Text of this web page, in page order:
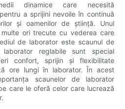
dinamice care necesită
a sprijini nevoile în continuă
și oamenilor de știință. Unul
ori trecute cu vederea care
de laborator este scaunul de
reglabile sunt special
confort, sprijin și flexibilitate
ore lungi în laborator. În acest
scaunelor de laborator
care le oferă celor care lucrează